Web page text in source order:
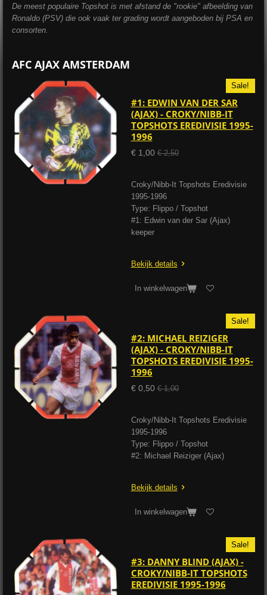
De meest populaire Topshot is met afstand de "rookie" afbeelding van
Ronaldo (PSV) die ook vaak ter grading wordt aangeboden bij PSA en
consorten.
AFC AJAX AMSTERDAM
Sale!
#1: EDWIN VAN DER SAR
(AJAX) - CROKY/NIBB-IT
TOPSHOTS EREDIVISIE 1995-
1996
€ 1,00 € 2,50
Croky/Nibb-It Topshots Eredivisie
1995-1996
Type: Flippo / Topshot
#1: Edwin van der Sar (Ajax)
keeper
Bekijk details
In winkelwagen
Sale!
#2: MICHAEL REIZIGER
(AJAX) - CROKY/NIBB-IT
TOPSHOTS EREDIVISIE 1995-
1996
€ 0,50 € 1,00
Croky/Nibb-It Topshots Eredivisie
1995-1996
Type: Flippo / Topshot
#2: Michael Reiziger (Ajax)
Bekijk details
In winkelwagen
Sale!
#3: DANNY BLIND (AJAX) -
CROKY/NIBB-IT TOPSHOTS
EREDIVISIE 1995-1996